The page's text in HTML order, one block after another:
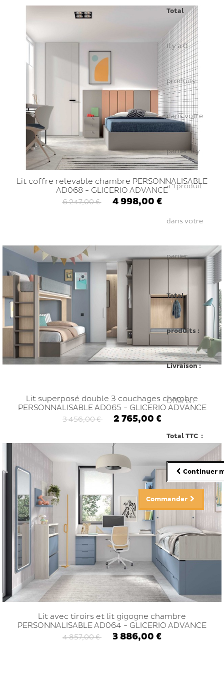
Total
Il y a0
produits
dans votre
panier.Il y
a 1 produit
dans votre
panier.
Total
produits :
Livraison :
Offerts !
Total TTC :
Continuer
Commander
Lit coffre relevable chambre PERSONNALISABLE
AD068 - GLICERIO ADVANCE
6 247,00 € 4 998,00 €
Lit superposé double 3 couchages chambre
PERSONNALISABLE AD065 - GLICERIO ADVANCE
3 456,00 € 2 765,00 €
Lit avec tiroirs et lit gigogne chambre
PERSONNALISABLE AD064 - GLICERIO ADVANCE
4 857,00 € 3 886,00 €